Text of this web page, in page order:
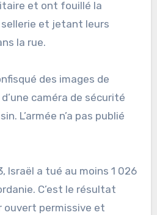
et ont fouillé la
et jetant leurs
la rue.
des images de
caméra de sécurité
L’armée n’a pas publié
Israël a tué au moins 1 026
C’est le résultat
ouvert permissive et